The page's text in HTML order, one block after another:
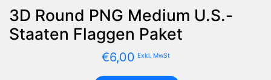
3D Round PNG Medium U.S.-
Staaten Flaggen Paket
€6,00 Exkl. MwSt